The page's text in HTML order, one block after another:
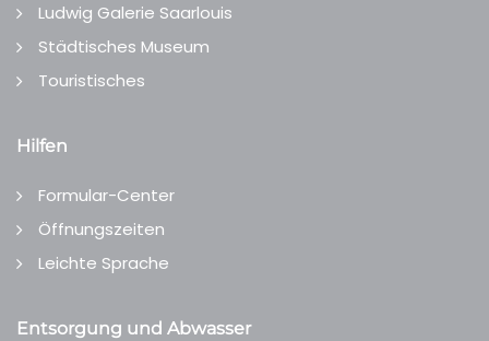
Ludwig Galerie Saarlouis
Städtisches Museum
Touristisches
Hilfen
Formular-Center
Öffnungszeiten
Leichte Sprache
Entsorgung und Abwasser